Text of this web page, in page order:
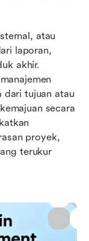
atau
laporan,
akhir.
dari tujuan atau
secara
proyek,
terukur